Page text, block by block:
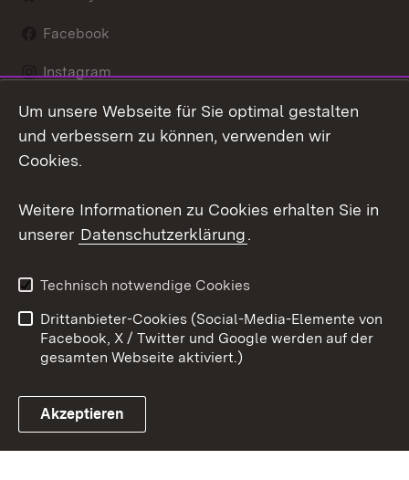
Facebook
Instagram
LinkedIn
Link zum Landesportal
Datenschutz
Barrierefreiheit
Impressum
Cookies
Um unsere Webseite für Sie optimal gestalten
und verbessern zu können, verwenden wir
Cookies.
Weitere Informationen zu Cookies erhalten Sie in
unserer Datenschutzerklärung.
Technisch notwendige Cookies
Drittanbieter-Cookies (Social-Media-Elemente von
Facebook, X / Twitter und Google werden auf der
gesamten Webseite aktiviert.)
Akzeptieren